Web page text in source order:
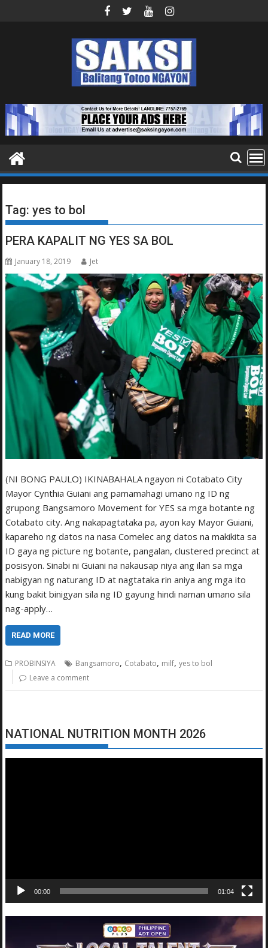
Tag:yes to bol
PERA KAPALIT NG YES SA BOL
January 18, 2019 Jet
(NI BONG PAULO) IKINABAHALA ngayon ni Cotabato City
Mayor Cynthia Guiani ang pamamahagi umano ng ID ng
grupong Bangsamoro Movement for YES sa mga botante ng
Cotabato city. Ang nakapagtataka pa, ayon kay Mayor Guiani,
kapareho ng datos na nasa Comelec ang datos na makikita sa
ID gaya ng picture ng botante, pangalan, clustered precinct at
posisyon. Sinabi ni Guiani na nakausap niya ang ilan sa mga
nabigyan ng naturang ID at nagtataka rin aniya ang mga ito
kung bakit binigyan sila ng ID gayung hindi naman umano sila
nag-apply…
READ MORE
PROBINSIYA Bangsamoro, Cotabato, milf,yes to bol
Leave a comment
NATIONAL NUTRITION MONTH 2026
00:00 01:04